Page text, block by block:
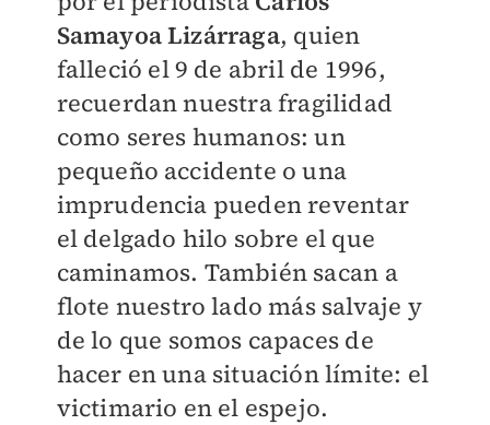
Samayoa Lizárraga, quien
falleció el 9 de abril de 1996,
recuerdan nuestra fragilidad
como seres humanos: un
pequeño accidente o una
imprudencia pueden reventar
el delgado hilo sobre el que
caminamos. También sacan a
flote nuestro lado más salvaje y
de lo que somos capaces de
hacer en una situación límite: el
victimario en el espejo.